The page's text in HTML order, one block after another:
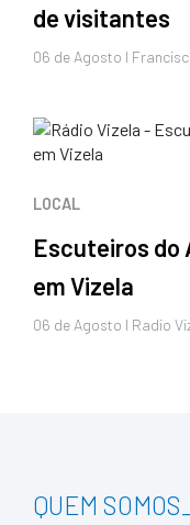
de visitantes
06 de Agosto I
LOCAL
Escuteiros do
em Vizela
06 de Agosto I Radio
QUEM SOMOS